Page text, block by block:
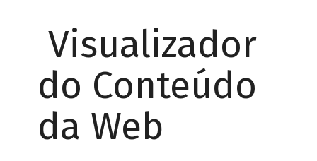
Visualizador
do Conteúdo
da Web